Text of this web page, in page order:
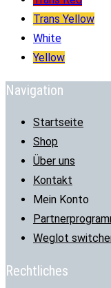
Trans Yellow
White
Yellow
Navigation
Startseite
Shop
Über uns
Kontakt
Mein Konto
Weglot
Rechtliches